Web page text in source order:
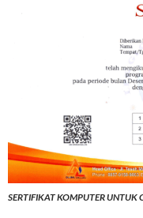
SERTIFIKAT KOMPUTER UNTUK